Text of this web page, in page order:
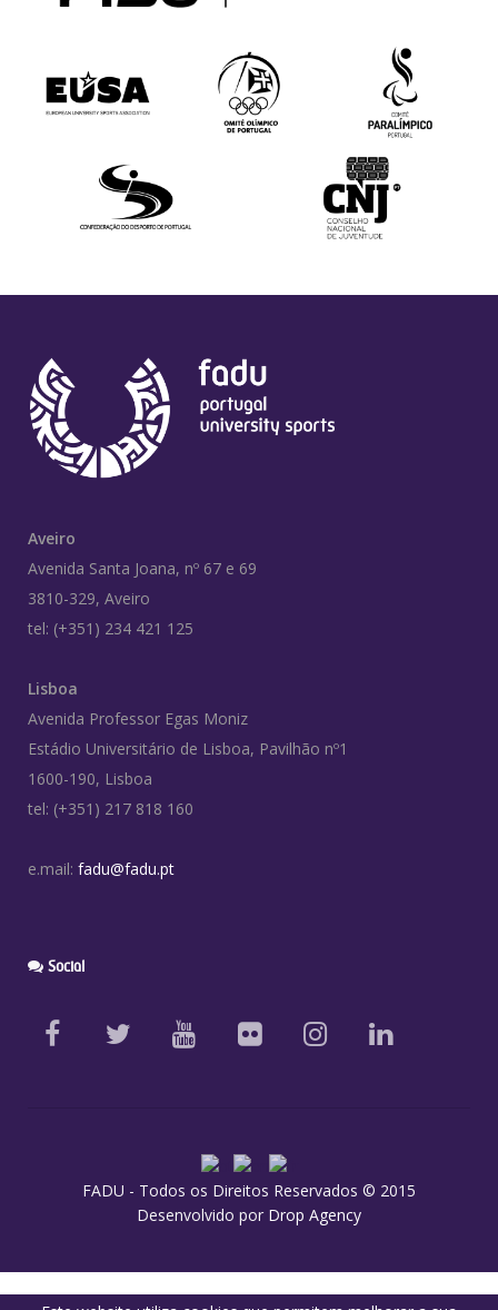
Aveiro
Avenida Santa Joana, nº 67 e 69
3810-329, Aveiro
tel: (+351) 234 421 125
Lisboa
Avenida Professor Egas Moniz
Estádio Universitário de Lisboa, Pavilhão nº1
1600-190, Lisboa
tel: (+351) 217 818 160
e.mail: fadu@fadu.pt
Social
FADU - Todos os Direitos Reservados © 2015
Desenvolvido por Drop Agency